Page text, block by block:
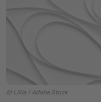
© Liliia / Adobe Stock